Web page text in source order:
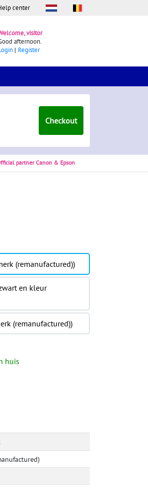
center
visitor
afternoon.
Register
Checkout
partner Canon & Epson
(remanufactured))
en kleur
(remanufactured))
huis